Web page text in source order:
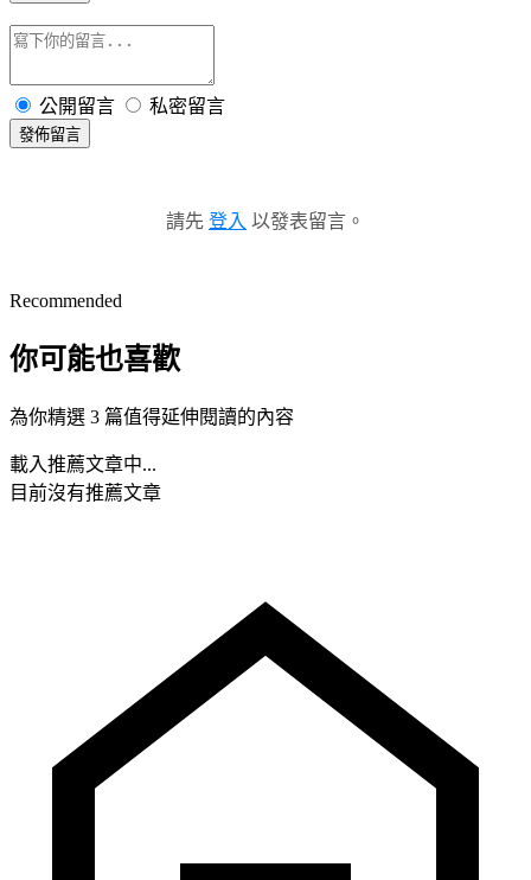
公開留言 私密留言
發佈留言
請先 登入 以發表留言。
Recommended
你可能也喜歡
為你精選 3 篇值得延伸閱讀的內容
載入推薦文章中...
目前沒有推薦文章